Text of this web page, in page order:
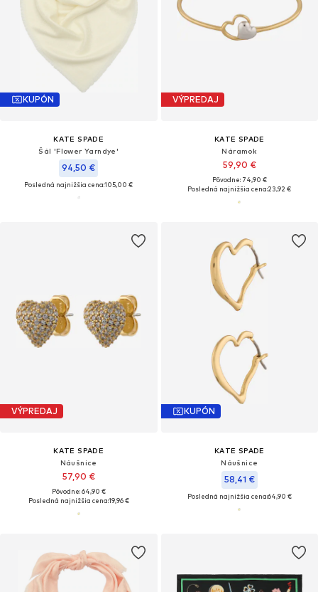
KUPÓN
KATE SPADE
Šál 'Flower Yarndye'
94,50 €
Posledná najnižšia cena:105,00 €
VÝPREDAJ
KATE SPADE
Náramok
59,90 €
Pôvodne: 74,90 €
Posledná najnižšia cena:23,92 €
VÝPREDAJ
KATE SPADE
Náušnice
57,90 €
Pôvodne: 64,90 €
Posledná najnižšia cena:19,96 €
KUPÓN
KATE SPADE
Náušnice
58,41 €
Posledná najnižšia cena:64,90 €